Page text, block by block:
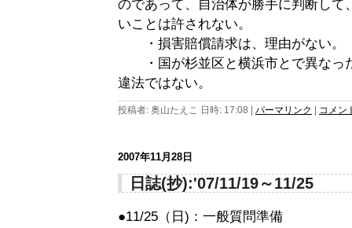
のであって、自治体が勝手に判断して
いことは許されない。
・損害賠償請求は、理由がない。
・国が杉並区と横浜市とで異なっ
違法ではない。
投稿者: 奥山たえこ 日時: 17:08 パーマリンク コメン
2007年11月28日
日誌(抄):'07/11/19～11/25
●11/25（日)：一般質問準備